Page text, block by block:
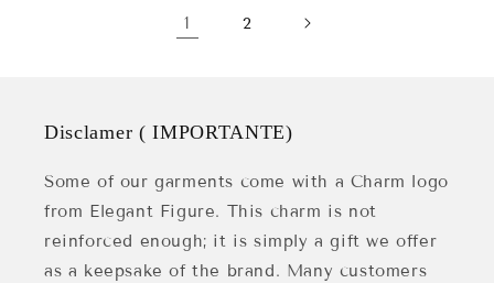
1 2
Disclamer ( IMPORTANTE)
Some of our garments come with a Charm logo
from Elegant Figure. This charm is not
reinforced enough; it is simply a gift we offer
as a keepsake of the brand. Many customers